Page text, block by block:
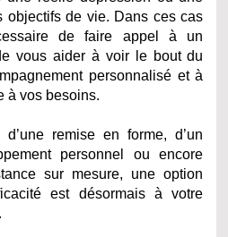
objectifs de vie. Dans ces cas
de faire appel à un
vous aider à voir le bout du
personnalisé et à
à vos besoins.
remise en forme, d’un
personnel ou encore
sur mesure, une option
est désormais à votre